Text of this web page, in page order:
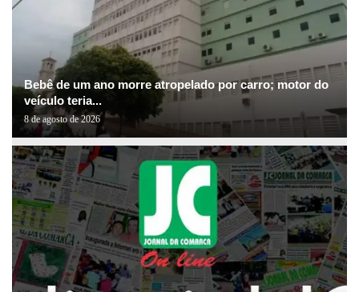
Bebê de um ano morre atropelado por carro; motor do
veículo teria...
8 de agosto de 2026